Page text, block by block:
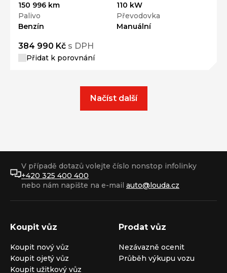
150 996 km
110 kW
Palivo
Benzín
Převodovka
Manuální
384 990 Kč s DPH
Přidat k porovnání
Načíst další
V případě dotazů volejte číslo nonstop infolinky
+420 325 400 400
nebo nám napište na e-mail auto@louda.cz
Koupit vůz
Koupit nový vůz
Koupit ojetý vůz
Koupit užitkový vůz
Prodat vůz
Nezávazně ocenit
Průběh výkupu vozu